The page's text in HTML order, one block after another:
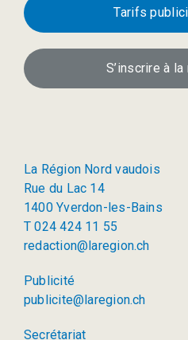
Tarifs
S’inscrire à
La Région Nord vaudois
Rue du Lac 14
1400 Yverdon-les-Bains
T 024 424 11 55
redaction@laregion.ch
Publicité
publicite@laregion.ch
Secrétariat